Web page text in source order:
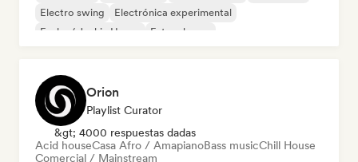
Electro swing
Electrónica experimental
Funky / Jackin House
Future house
Orion
Playlist Curator
&gt; 4000 respuestas dadas
Acid houseCasa Afro / AmapianoBass musicChill House
Comercial / Mainstream